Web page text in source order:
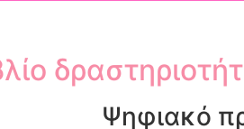
Ψηφιακό